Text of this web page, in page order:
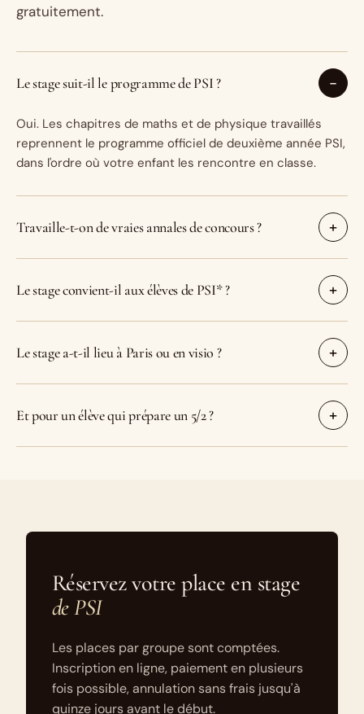
gratuitement.
Le stage suit-il le programme de PSI ?
Oui. Les chapitres de maths et de physique travaillés
reprennent le programme officiel de deuxième année PSI,
dans l'ordre où votre enfant les rencontre en classe.
Travaille-t-on de vraies annales de concours ?
Le stage convient-il aux élèves de PSI* ?
Le stage a-t-il lieu à Paris ou en visio ?
Et pour un élève qui prépare un 5/2 ?
Réservez votre place en stage
de PSI
Les places par groupe sont comptées.
Inscription en ligne, paiement en plusieurs
fois possible, annulation sans frais jusqu'à
quinze jours avant le début.